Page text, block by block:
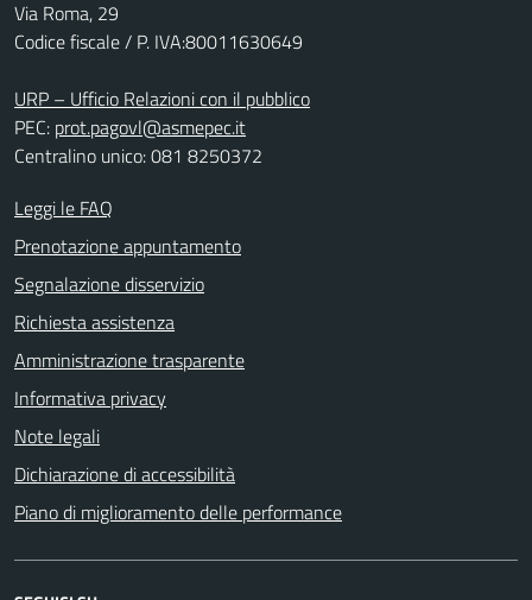
Via Roma, 29
Codice fiscale / P. IVA:80011630649
URP – Ufficio Relazioni con il pubblico
PEC: prot.pagovl@asmepec.it
Centralino unico: 081 8250372
Leggi le FAQ
Prenotazione appuntamento
Segnalazione disservizio
Richiesta assistenza
Amministrazione trasparente
Informativa privacy
Note legali
Dichiarazione di accessibilità
Piano di miglioramento delle performance